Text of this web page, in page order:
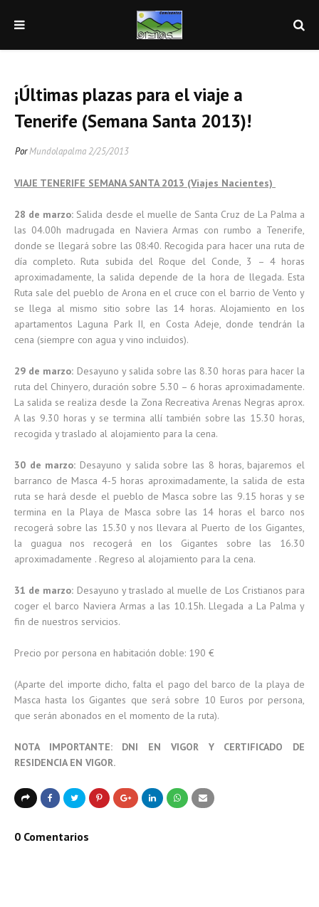
¡Últimas plazas para el viaje a
Tenerife (Semana Santa 2013)!
PorMundolapalma2/25/2013
VIAJE TENERIFE SEMANA SANTA 2013 (Viajes Nacientes)
28 de marzo: Salida desde el muelle de Santa Cruz de La Palma a
las 04.00h madrugada en Naviera Armas con rumbo a Tenerife,
donde se llegará sobre las 08:40. Recogida para hacer una ruta de
día completo. Ruta subida del Roque del Conde, 3 – 4 horas
aproximadamente, la salida depende de la hora de llegada. Esta
Ruta sale del pueblo de Arona en el cruce con el barrio de Vento y
se llega al mismo sitio sobre las 14 horas. Alojamiento en los
apartamentos Laguna Park II, en Costa Adeje, donde tendrán la
cena (siempre con agua y vino incluidos).
29 de marzo: Desayuno y salida sobre las 8.30 horas para hacer la
ruta del Chinyero, duración sobre 5.30 – 6 horas aproximadamente.
La salida se realiza desde la Zona Recreativa Arenas Negras aprox.
A las 9.30 horas y se termina allí también sobre las 15.30 horas,
recogida y traslado al alojamiento para la cena.
30 de marzo: Desayuno y salida sobre las 8 horas, bajaremos el
barranco de Masca 4-5 horas aproximadamente, la salida de esta
ruta se hará desde el pueblo de Masca sobre las 9.15 horas y se
termina en la Playa de Masca sobre las 14 horas el barco nos
recogerá sobre las 15.30 y nos llevara al Puerto de los Gigantes,
la guagua nos recogerá en los Gigantes sobre las 16.30
aproximadamente . Regreso al alojamiento para la cena.
31 de marzo: Desayuno y traslado al muelle de Los Cristianos para
coger el barco Naviera Armas a las 10.15h. Llegada a La Palma y
fin de nuestros servicios.
Precio por persona en habitación doble: 190 €
(Aparte del importe dicho, falta el pago del barco de la playa de
Masca hasta los Gigantes que será sobre 10 Euros por persona,
que serán abonados en el momento de la ruta).
NOTA IMPORTANTE: DNI EN VIGOR Y CERTIFICADO DE
RESIDENCIA EN VIGOR.
0 Comentarios